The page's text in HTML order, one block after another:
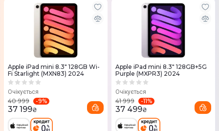
Apple iPad mini 8.3" 128GB Wi-
Fi Starlight (MXN83) 2024
Очікується
40 999 -9%
37 199₴
Apple iPad mini 8.3" 128GB+5G
Purple (MXPR3) 2024
Очікується
41 999 -11%
37 499₴